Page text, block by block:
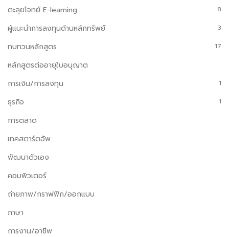
ตะลุยโจทย์ E-learning 8
ผู้แนะนำการลงทุนด้านหลักทรัพย์ 3
ทบทวนหลักสูตร 17
หลักสูตรต่ออายุใบอนุญาต
การเงิน/การลงทุน
1
ธุรกิจ 1
การตลาด
เทคสตาร์ตอัพ
พัฒนาตัวเอง
คอมพิวเตอร์
ถ่ายภาพ/กราฟฟิก/ออกแบบ
ภาษา
การงาน/อาชีพ